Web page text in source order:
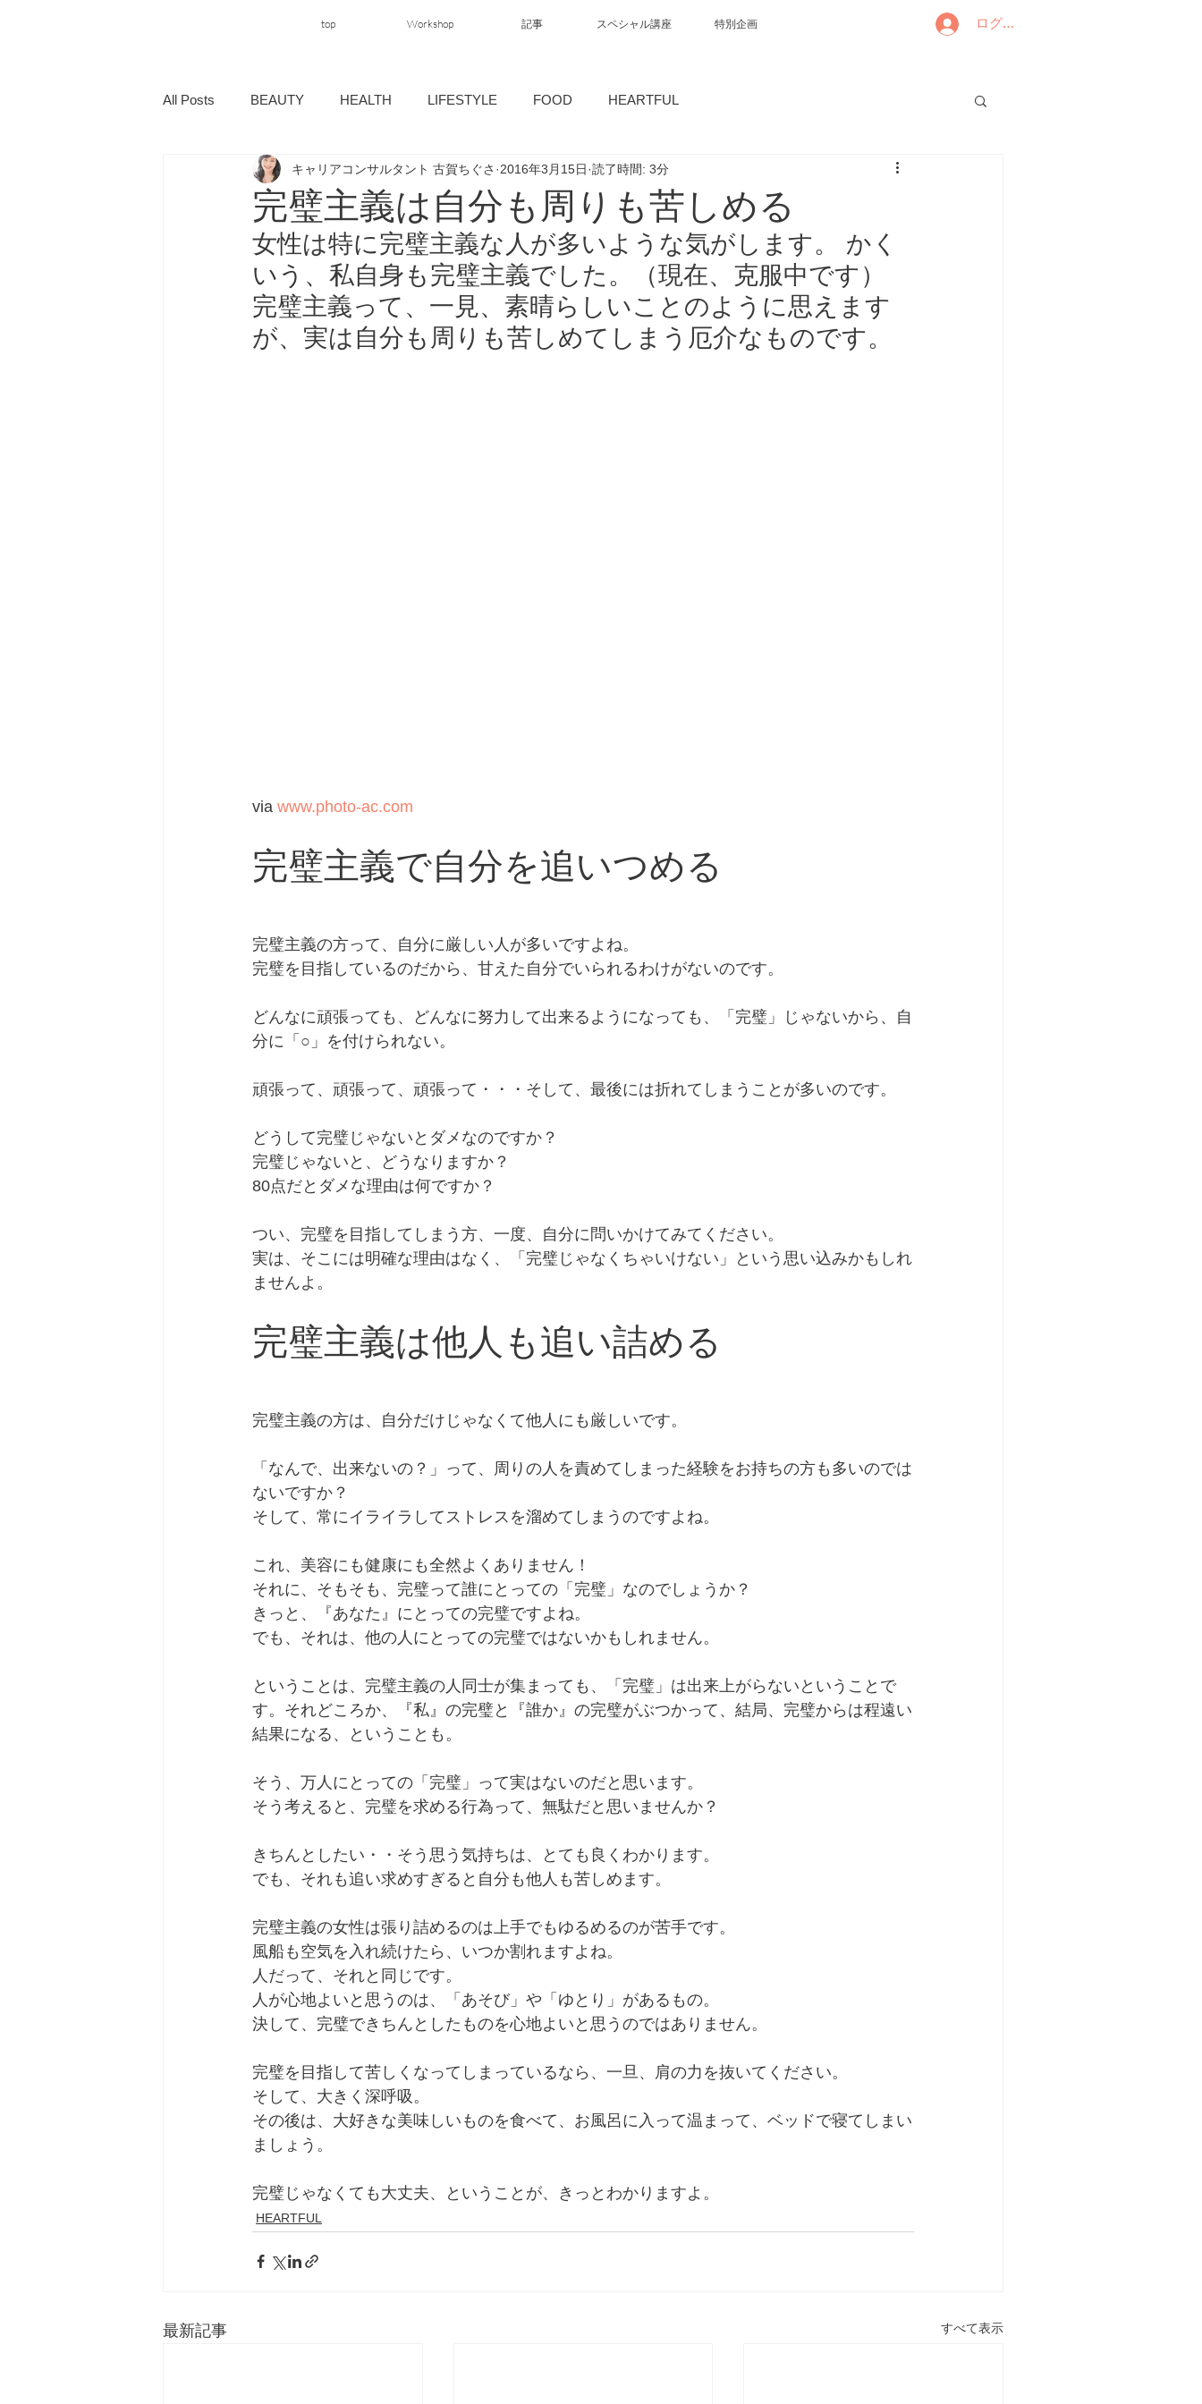
top Workshop 記事 スペシャル講座 特別企画 ログイン
All Posts BEAUTY HEALTH LIFESTYLE FOOD HEARTFUL
完璧主義は自分も周りも苦しめる
キャリアコンサルタント 古賀ちぐさ 2016年3月15日 読了時間: 3分
女性は特に完璧主義な人が多いような気がします。 かく
いう、私自身も完璧主義でした。（現在、克服中です）
完璧主義って、一見、素晴らしいことのように思えます
が、実は自分も周りも苦しめてしまう厄介なものです。
via www.photo-ac.com
完璧主義で自分を追いつめる
完璧主義の方って、自分に厳しい人が多いですよね。
完璧を目指しているのだから、甘えた自分でいられるわけがないのです。
どんなに頑張っても、どんなに努力して出来るようになっても、「完璧」じゃないから、自
分に「○」を付けられない。
頑張って、頑張って、頑張って・・・そして、最後には折れてしまうことが多いのです。
どうして完璧じゃないとダメなのですか？
完璧じゃないと、どうなりますか？
80点だとダメな理由は何ですか？
つい、完璧を目指してしまう方、一度、自分に問いかけてみてください。
実は、そこには明確な理由はなく、「完璧じゃなくちゃいけない」という思い込みかもしれ
ませんよ。
完璧主義は他人も追い詰める
完璧主義の方は、自分だけじゃなくて他人にも厳しいです。
「なんで、出来ないの？」って、周りの人を責めてしまった経験をお持ちの方も多いのでは
ないですか？
そして、常にイライラしてストレスを溜めてしまうのですよね。
これ、美容にも健康にも全然よくありません！
それに、そもそも、完璧って誰にとっての「完璧」なのでしょうか？
きっと、『あなた』にとっての完璧ですよね。
でも、それは、他の人にとっての完璧ではないかもしれません。
ということは、完璧主義の人同士が集まっても、「完璧」は出来上がらないということで
す。それどころか、『私』の完璧と『誰か』の完璧がぶつかって、結局、完璧からは程遠い
結果になる、ということも。
そう、万人にとっての「完璧」って実はないのだと思います。
そう考えると、完璧を求める行為って、無駄だと思いませんか？
きちんとしたい・・そう思う気持ちは、とても良くわかります。
でも、それも追い求めすぎると自分も他人も苦しめます。
完璧主義の女性は張り詰めるのは上手でもゆるめるのが苦手です。
風船も空気を入れ続けたら、いつか割れますよね。
人だって、それと同じです。
人が心地よいと思うのは、「あそび」や「ゆとり」があるもの。
決して、完璧できちんとしたものを心地よいと思うのではありません。
完璧を目指して苦しくなってしまっているなら、一旦、肩の力を抜いてください。
そして、大きく深呼吸。
その後は、大好きな美味しいものを食べて、お風呂に入って温まって、ベッドで寝てしまい
ましょう。
完璧じゃなくても大丈夫、ということが、きっとわかりますよ。
HEARTFUL
最新記事 すべて表示